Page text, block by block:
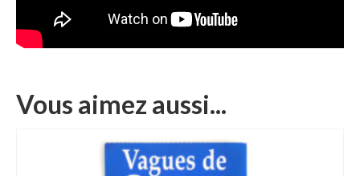
Vous aimez aussi...